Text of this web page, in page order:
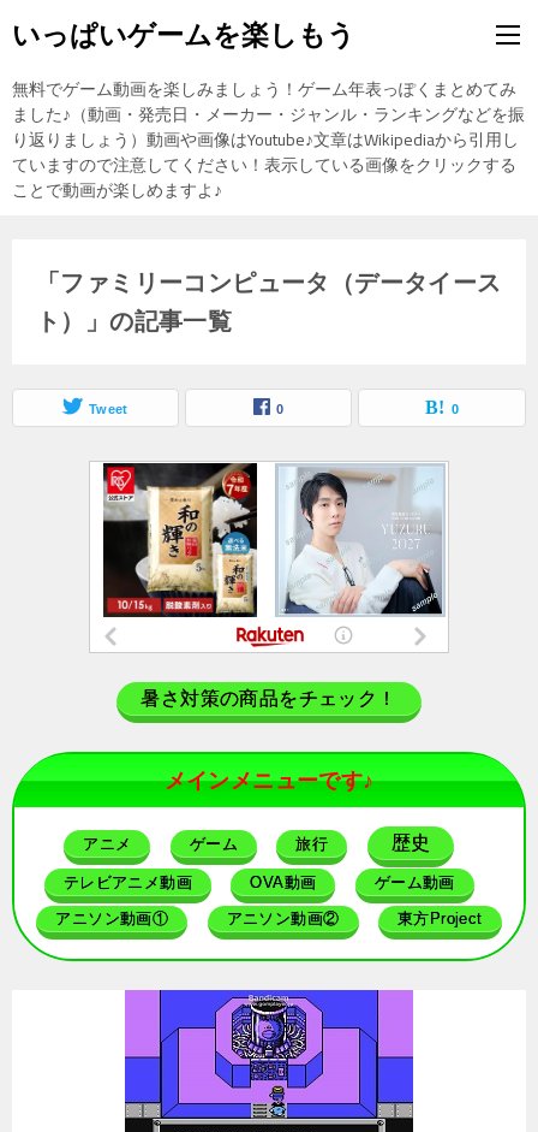
いっぱいゲームを楽しもう
無料でゲーム動画を楽しみましょう！ゲーム年表っぽくまとめてみ
ました♪（動画・発売日・メーカー・ジャンル・ランキングなどを振
り返りましょう）動画や画像はYoutube♪文章はWikipediaから引用し
ていますので注意してください！表示している画像をクリックする
ことで動画が楽しめますよ♪
「ファミリーコンピュータ（データイース
ト）」の記事一覧
Tweet 0 0
暑さ対策の商品をチェック！
メインメニューです♪
アニメ ゲーム 旅行 歴史
テレビアニメ動画 OVA動画 ゲーム動画
アニソン動画① アニソン動画② 東方Project